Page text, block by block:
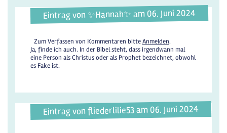
Eintrag von ✨️Hannah✨️ am 06. Juni 2024
Zum Verfassen von Kommentaren bitteAnmelden.
Ja, finde ich auch. In der Bibel steht, dass irgendwann mal
eine Person als Christus oder als Prophet bezeichnet, obwohl
es Fake ist.
Eintrag von fliederlilie53 am 06. Juni 2024